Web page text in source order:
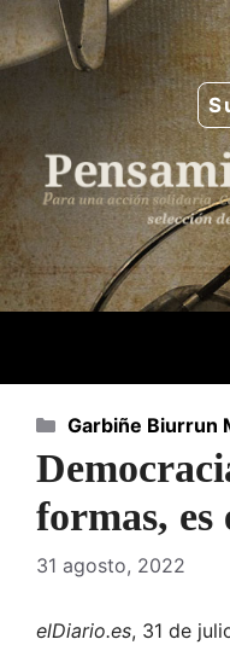
Saltar
al
contenido
formas, es
31 agosto, 2022
elDiario.es, 31 de
Categorías
Garbiñe Biurrun